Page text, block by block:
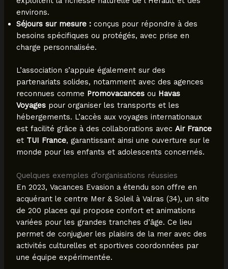
environs.
Séjours sur mesure :conçus pour répondre à des
besoins spécifiques ou protégés, avec prise en
charge personnalisée.
L’association s’appuie également sur des
partenariats solides, notamment avec des agences
reconnues comme Promovacancesou Havas
Voyagespour organiser les transports et les
hébergements. L’accès aux voyages internationaux
est facilité grâce à des collaborations avec Air France
et TUI France, garantissant ainsi une ouverture sur le
monde pour les enfants et adolescents concernés.
Quelques exemples d’organisations réussies
En 2023, Vacances Evasion a étendu son offre en
acquérant le centre Mer & Soleil à Valras (34), un site
de 200 places qui propose confort et animations
variées pour les grandes tranches d’âge. Ce lieu
permet de conjuguer les plaisirs de la mer avec des
activités culturelles et sportives coordonnées par
une équipe expérimentée.